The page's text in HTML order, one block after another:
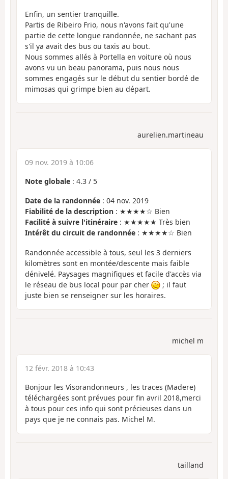
Enfin, un sentier tranquille.
Partis de Ribeiro Frio, nous n'avons fait qu'une
partie de cette longue randonnée, ne sachant pas
s'il ya avait des bus ou taxis au bout.
Nous sommes allés à Portella en voiture où nous
avons vu un beau panorama, puis nous nous
sommes engagés sur le début du sentier bordé de
mimosas qui grimpe bien au départ.
aurelien.martineau
09 nov. 2019 à 10:06
Note globale : 4.3 / 5
Date de la randonnée : 04 nov. 2019
Fiabilité de la description : ★★★★☆ Bien
Facilité à suivre l'itinéraire : ★★★★★ Très bien
Intérêt du circuit de randonnée : ★★★★☆ Bien
Randonnée accessible à tous, seul les 3 derniers
kilomètres sont en montée/descente mais faible
dénivelé. Paysages magnifiques et facile d'accès via
le réseau de bus local pour par cher
; il faut
juste bien se renseigner sur les horaires.
michel m
12 févr. 2018 à 10:43
Bonjour les Visorandonneurs , les traces (Madere)
téléchargées sont prévues pour fin avril 2018,merci
à tous pour ces info qui sont précieuses dans un
pays que je ne connais pas. Michel M.
tailland